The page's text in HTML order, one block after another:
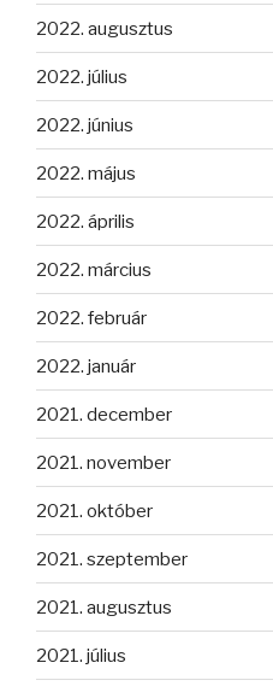
2022. augusztus
2022. július
2022. június
2022. május
2022. április
2022. március
2022. február
2022. január
2021. december
2021. november
2021. október
2021. szeptember
2021. augusztus
2021. július